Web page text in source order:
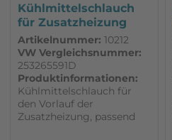
Kühlmittelschlauch
für Zusatzheizung
Vorlauf...
Artikelnummer: 10212
VW Vergleichsnummer:
253265591D
Produktinformationen:
Kühlmittelschlauch für
den Vorlauf der
Zusatzheizung, passend